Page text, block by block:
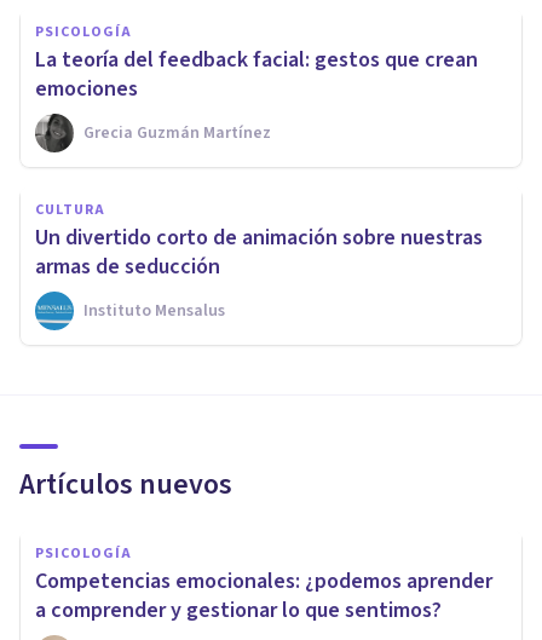
PSICOLOGÍA
La teoría del feedback facial: gestos que crean
emociones
Grecia Guzmán Martínez
CULTURA
Un divertido corto de animación sobre nuestras
armas de seducción
Instituto Mensalus
Artículos nuevos
PSICOLOGÍA
Competencias emocionales: ¿podemos aprender
a comprender y gestionar lo que sentimos?